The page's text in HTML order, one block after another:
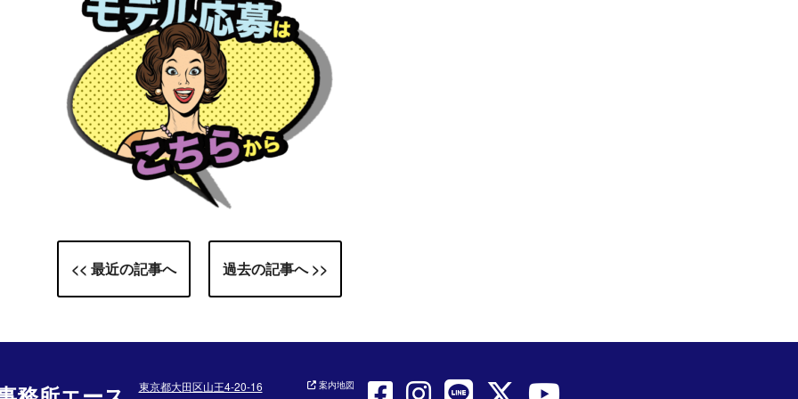
<< 最近の記事へ 過去の記事へ >>
東京都大田区山王4-20-16
案内地図